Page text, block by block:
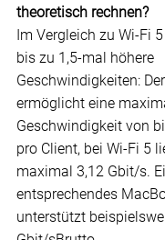
theoretisch rechnen?
Im Vergleich zu Wi-Fi
bis zu 1,5-mal höhere
Geschwindigkeiten:
ermöglicht eine
Geschwindigkeit von
pro Client, bei Wi-Fi 5
maximal 3,12 Gbit/s.
entsprechendes
unterstützt